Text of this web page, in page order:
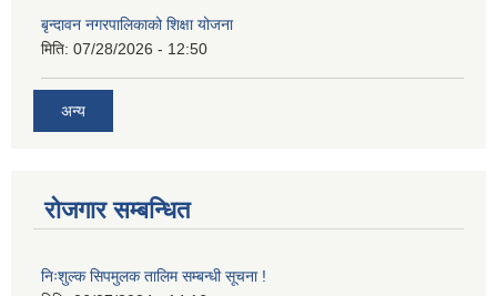
बृन्दावन नगरपालिकाको शिक्षा योजना
मिति: 07/28/2026 - 12:50
अन्य
रोजगार सम्बन्धित
निःशुल्क सिपमुलक तालिम सम्बन्धी सूचना !